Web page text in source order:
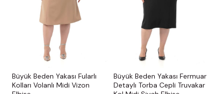
Büyük Beden Yakası Fularlı
Kolları Volanlı Midi Vizon
Büyük Beden Yakası Fermuar
Detaylı Torba Cepli Truvakar